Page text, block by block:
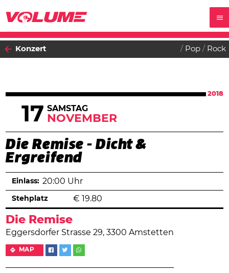
Konzert Pop Rock
2018
17 SAMSTAG
NOVEMBER
Die Remise - Dicht &
Ergreifend
Die Remise
Eggersdorfer Strasse 29, 3300 Amstetten
MAP
Einlass: 20:00 Uhr
Stehplatz € 19.80